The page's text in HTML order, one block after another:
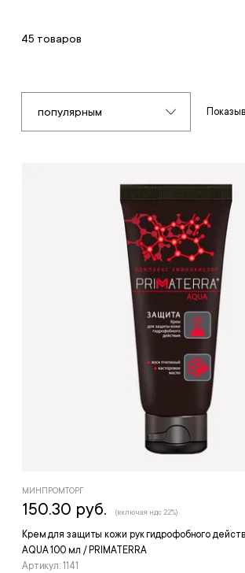
45 товаров
популярным
Крем для защиты кожи рук гидрофобного
AQUA 100 мл / PRIMATERRA
Артикул: 1141
МИНПРОМТОРГ
150.30 руб. (включая ндс 22%)